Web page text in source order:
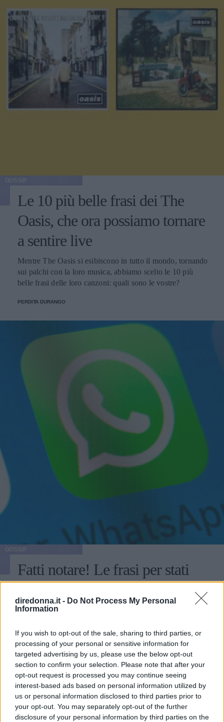
diredonna.it - Do Not Process My Personal
Information
If you wish to opt-out of the sale, sharing to third parties, or
processing of your personal or sensitive information for
targeted advertising by us, please use the below opt-out
section to confirm your selection. Please note that after your
opt-out request is processed you may continue seeing
interest-based ads based on personal information utilized by
us or personal information disclosed to third parties prior to
your opt-out. You may separately opt-out of the further
disclosure of your personal information by third parties on the
Le 10 più belle frasi dei The
Oasis, che ora possiamo tornare
a sentire live
Mentre The Oasis si esibiscono in tutto il mondo, tornando
sui palchi con la loro musica, abbiamo scelto le 10 più
belle frasi delle loro canzoni: quali sono le vostre?
PERDITA DURANGO
Fatti notare! Le frasi per stati
commenteranno
Alcuni consigli relativi alle frasi per stati di WhatsApp:
ecco come fare colpo sui propri contatti utilizzando
aforismi e citazioni.